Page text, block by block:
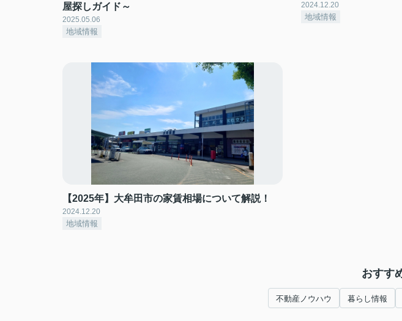
屋探しガイド～
2025.05.06
地域情報
2024.12.20
地域情報
【2025年】大牟田市の家賃相場について解説！
2024.12.20
地域情報
おすす
不動産ノウハウ 暮らし情報